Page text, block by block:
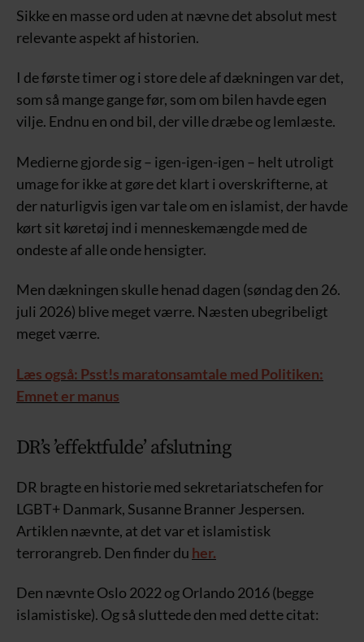
Sikke en masse ord uden at nævne det absolut mest
relevante aspekt af historien.
I de første timer og i store dele af dækningen var det,
som så mange gange før, som om bilen havde egen
vilje. Endnu en ond bil, der ville dræbe og lemlæste.
Medierne gjorde sig – igen-igen-igen – helt utroligt
umage for ikke at gøre det klart i overskrifterne, at
der naturligvis igen var tale om en islamist, der havde
kørt sit køretøj ind i menneskemængde med de
ondeste af alle onde hensigter.
Men dækningen skulle henad dagen (søndag den 26.
juli 2026) blive meget værre. Næsten ubegribeligt
meget værre.
Læs også: Psst!s maratonsamtale med Politiken:
Emnet er manus
DR’s ’effektfulde’ afslutning
DR bragte en historie med sekretariatschefen for
LGBT+ Danmark, Susanne Branner Jespersen.
Artiklen nævnte, at det var et islamistisk
terrorangreb. Den finder du her.
Den nævnte Oslo 2022 og Orlando 2016 (begge
islamistiske). Og så sluttede den med dette citat: